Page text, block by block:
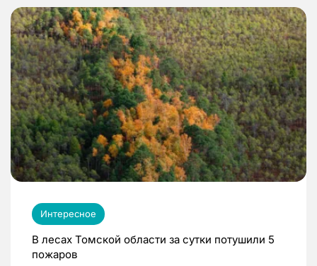
Интересное
В лесах Томской области за сутки потушили 5
пожаров